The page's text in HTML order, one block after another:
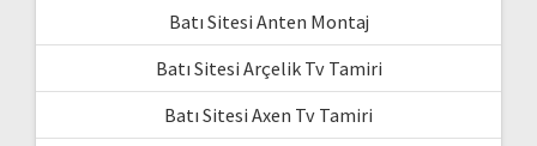
Batı Sitesi Anten Montaj
Batı Sitesi Arçelik Tv Tamiri
Batı Sitesi Axen Tv Tamiri